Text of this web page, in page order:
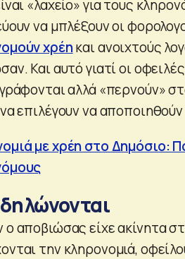
«λαχείο» για τους
να μπλέξουν οι
χρέηκαι ανοιχτούς
Και αυτό γιατί οι
αλλά «περνούν»
επιλέγουν να
με χρέη στο Δημόσιο:
αποβιώσας είχε ακίνητα
την κληρονομιά,